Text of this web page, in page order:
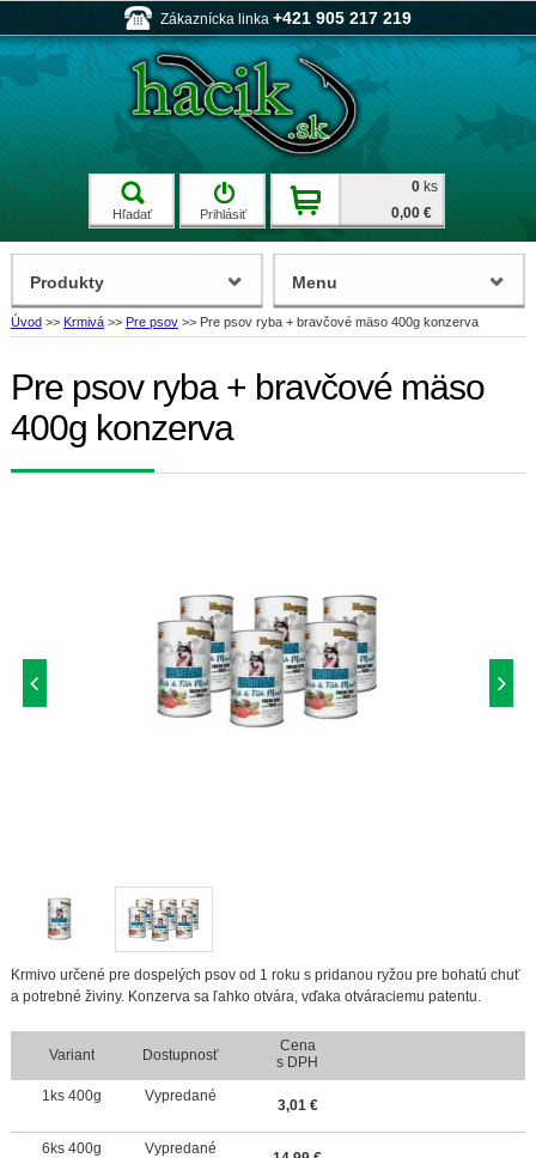
Zákaznícka linka +421 905 217 219
Hľadať Prihlásiť
0 ks
0,00 €
Úvod >> Krmivá >> Pre psov >> Pre psov ryba + bravčové mäso 400g konzerva
Pre psov ryba + bravčové mäso
400g konzerva
Krmivo určené pre dospelých psov od 1 roku s pridanou ryžou pre bohatú chuť
a potrebné živiny. Konzerva sa ľahko otvára, vďaka otváraciemu patentu.
Variant Dostupnosť
Cena
s DPH
1ks 400g
Vypredané
3,01 €
6ks 400g Vypredané
Produkty Menu